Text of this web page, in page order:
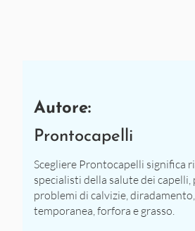
Autore:
Prontocapelli
Scegliere Prontocapelli significa
specialisti della salute dei capelli,
problemi di calvizie,
temporanea, forfora e grasso.